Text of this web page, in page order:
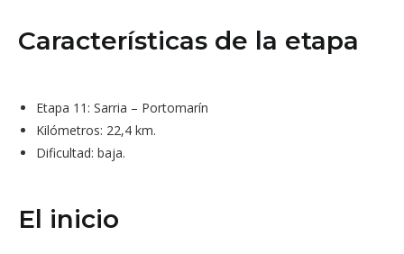
Características de la etapa
Etapa 11: Sarria – Portomarín
Kilómetros: 22,4 km.
Dificultad: baja.
El inicio